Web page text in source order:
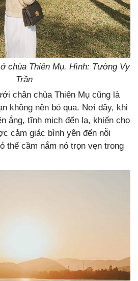
chùa Thiên Mụ. Hình: Tường Vy
Trần
chân chùa Thiên Mụ cũng là
không nên bỏ qua. Nơi đây, khi
ắng, tĩnh mịch đến lạ, khiến cho
cảm giác bình yên đến nỗi
thể cầm nắm nó trọn vẹn trong